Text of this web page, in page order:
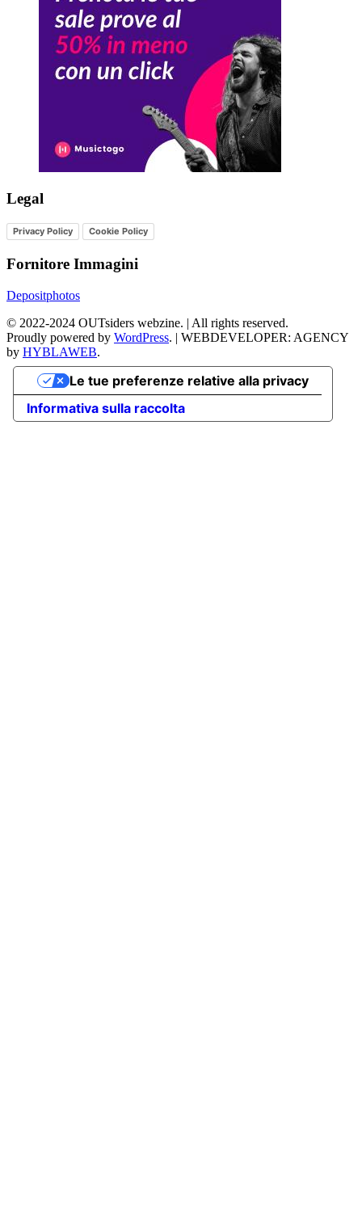
Legal
Privacy Policy Cookie Policy
Fornitore Immagini
Depositphotos
© 2022-2024 OUTsiders webzine. | All rights reserved.
Proudly powered by WordPress. | WEBDEVELOPER: AGENCY
by HYBLAWEB.
Informativa sulla raccolta
Le tue preferenze relative alla privacy